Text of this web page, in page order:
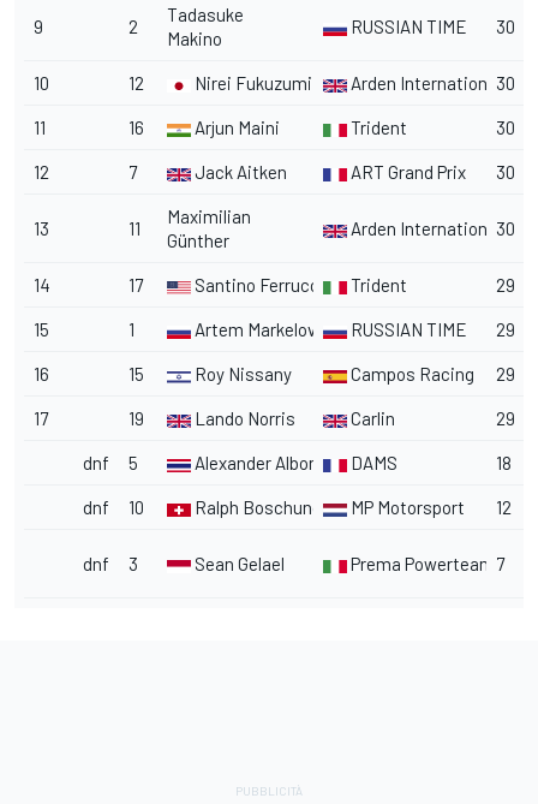
9 2
Tadasuke
Makino
RUSSIAN TIME 30
10 12 Nirei Fukuzumi Arden International30
11 16 Arjun Maini Trident 30
12 7 Jack Aitken ART Grand Prix 30
13 11
Maximilian
Günther
Arden International30
14 17 Santino Ferrucci Trident 29
15 1 Artem Markelov RUSSIAN TIME 29
16 15 Roy Nissany Campos Racing 29
17 19 Lando Norris Carlin 29
dnf 5 Alexander Albon DAMS 18
dnf 10 Ralph Boschung MP Motorsport 12
dnf 3 Sean Gelael Prema Powerteam 7